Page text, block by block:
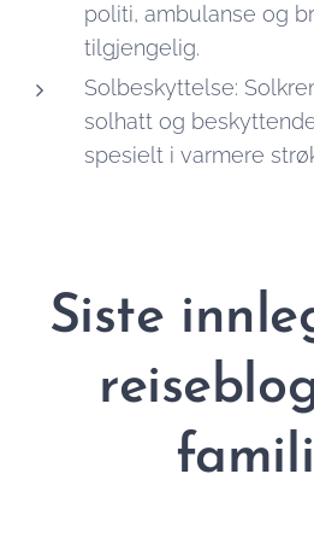
politi, ambulanse og
tilgjengelig.
Solbeskyttelse:
solhatt og
spesielt i varmere
Siste